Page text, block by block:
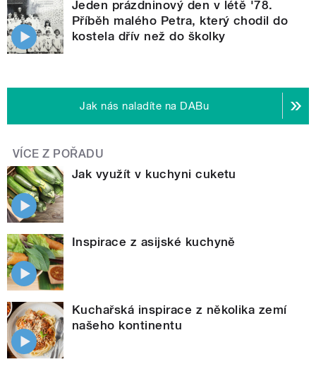
Jeden prázdninový den v létě '78.
Příběh malého Petra, který chodil do
kostela dřív než do školky
Jak nás naladíte na DABu
VÍCE Z POŘADU
Jak využít v kuchyni cuketu
Inspirace z asijské kuchyně
Kuchařská inspirace z několika zemí
našeho kontinentu